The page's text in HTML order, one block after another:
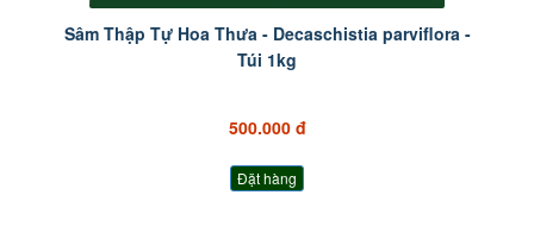
Sâm Thập Tự Hoa Thưa - Decaschistia parviflora -
Túi 1kg
500.000 đ
Đặt hàng